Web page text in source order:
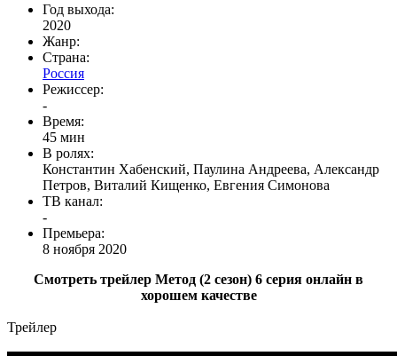
Год выхода:
2020
Жанр:
Страна:
Россия
Режиссер:
-
Время:
45 мин
В ролях:
Константин Хабенский, Паулина Андреева, Александр
Петров, Виталий Кищенко, Евгения Симонова
ТВ канал:
-
Премьера:
8 ноября 2020
Смотреть трейлер Метод (2 сезон) 6 серия онлайн в
хорошем качестве
Трейлер